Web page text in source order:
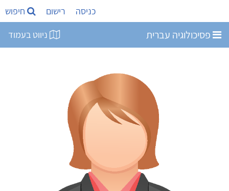
כניסה רישום חיפוש
פסיכולוגיה עברית ניווט בעמוד